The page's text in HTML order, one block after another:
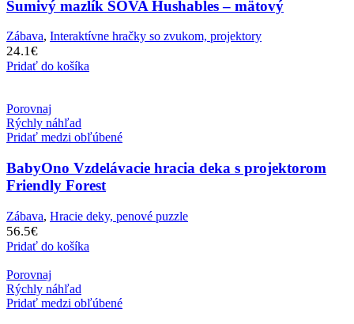
Šumivý mazlík SOVA Hushables – mätový
Zábava, Interaktívne hračky so zvukom, projektory
24.1€
Pridať do košíka
Porovnaj
Rýchly náhľad
Pridať medzi obľúbené
BabyOno Vzdelávacie hracia deka s projektorom
Friendly Forest
Zábava, Hracie deky, penové puzzle
56.5€
Pridať do košíka
Porovnaj
Rýchly náhľad
Pridať medzi obľúbené